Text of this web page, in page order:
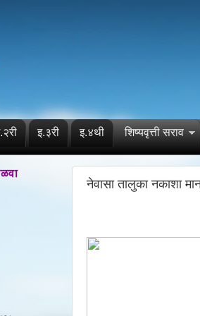
इ.३री इ.४थी शिष्यवृत्ती सराव
नेवासा तालुका नकाशा